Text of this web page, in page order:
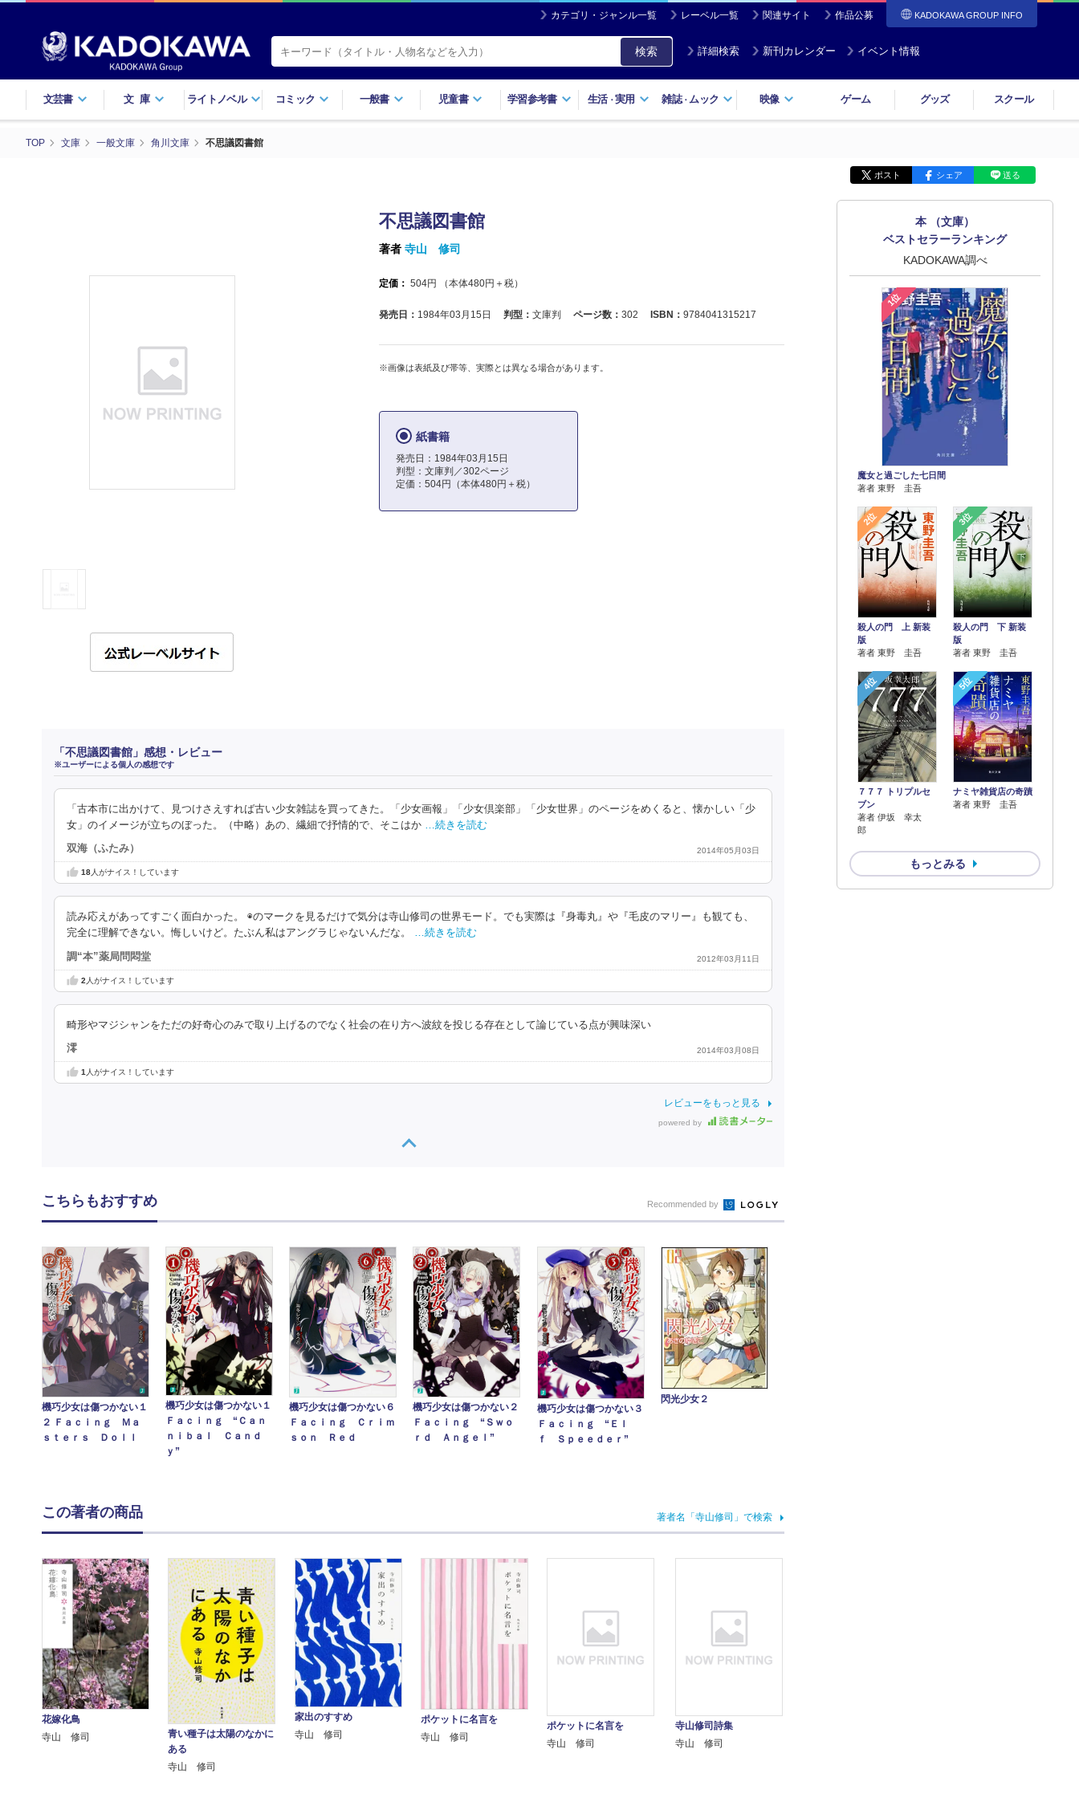
カテゴリ・ジャンル一覧 レーベル一覧 関連サイト 作品公募 KADOKAWA GROUP INFO
検索 詳細検索 新刊カレンダー イベント情報
文芸書 文庫 ライトノベル コミック 一般書 児童書 学習参考書 生活・実用 雑誌・ ムック 映像 ゲーム グッズ スクール
TOP 文庫 一般文庫 角川文庫 不思議図書館
ポスト シェア 送る
不思議図書館
著者 寺山 修司
定価： 504円 （本体480円＋税）
発売日： 1984年03月15日 判型： 文庫判 ページ数： 302 ISBN： 9784041315217
※画像は表紙及び帯等、実際とは異なる場合があります。
紙書籍
発売日：1984年03月15日
判型：文庫判／302ページ
定価：504円（本体480円＋税）
「不思議図書館」感想・レビュー
※ユーザーによる個人の感想です
「古本市に出かけて、見つけさえすれば古い少女雑誌を買ってきた。「少女画報」「少女倶楽部」「少女世界」のページをめくると、懐かしい「少
女」のイメージが立ちのぼった。（中略）あの、繊細で抒情的で、そこはか
…続きを読む
双海（ふたみ） 2014年05月03日
18人がナイス！しています
読み応えがあってすごく面白かった。 ◉のマークを見るだけで気分は寺山修司の世界モード。でも実際は『身毒丸』や『毛皮のマリー』も観ても、
完全に理解できない。悔しいけど。たぶん私はアングラじゃないんだな。 …続きを読む
調“本”薬局問悶堂 2012年03月11日
2 人がナイス！しています
畸形やマジシャンをただの好奇心のみで取り上げるのでなく社会の在り方へ波紋を投じる存在として論じている点が興味深い
澪 2014年03月08日
1人がナイス！しています
レビューをもっと見る
powered by
本 （文庫）
ベストセラーランキング
KADOKAWA調べ
1位
魔女と過ごした七日間
著者 東野 圭吾
2位
殺人の門 上 新装
版
著者 東野 圭吾
3位
殺人の門 下 新装
版
著者 東野 圭吾
4位
７７７ トリプルセ
ブン
著者 伊坂 幸太
郎
5位
ナミヤ雑貨店の奇蹟
著者 東野 圭吾
もっとみる
こちらもおすすめ Recommended by
機巧少女は傷つかない１
２ Ｆａｃｉｎｇ Ｍａ
ｓｔｅｒｓ Ｄｏｌｌ
機巧少女は傷つかない１
Ｆａｃｉｎｇ “Ｃａｎ
ｎｉｂａｌ Ｃａｎｄ
ｙ”
機巧少女は傷つかない６
Ｆａｃｉｎｇ Ｃｒｉｍ
ｓｏｎ Ｒｅｄ
機巧少女は傷つかない２
Ｆａｃｉｎｇ “Ｓｗｏ
ｒｄ Ａｎｇｅｌ”
機巧少女は傷つかない３
Ｆａｃｉｎｇ “Ｅｌ
ｆ Ｓｐｅｅｄｅｒ”
閃光少女２
この著者の商品 著者名「寺山修司」で検索
花嫁化鳥
寺山 修司
青い種子は太陽のなかに
ある
寺山 修司
家出のすすめ
寺山 修司
ポケットに名言を
寺山 修司
ポケットに名言を
寺山 修司
寺山修司詩集
寺山 修司